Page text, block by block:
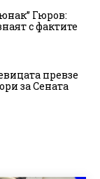
Гюров:
с фактите
превзе
за Сената